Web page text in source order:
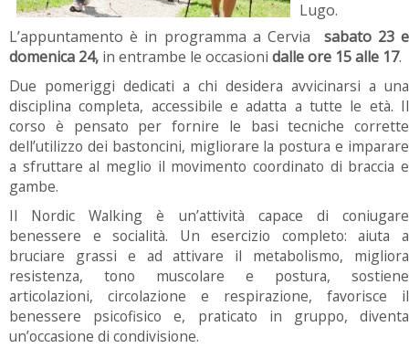
Lugo.
L’appuntamento è in programma a Cervia sabato 23 e
domenica 24, in entrambe le occasioni dalle ore 15 alle 17.
Due pomeriggi dedicati a chi desidera avvicinarsi a una
disciplina completa, accessibile e adatta a tutte le età. Il
corso è pensato per fornire le basi tecniche corrette
dell’utilizzo dei bastoncini, migliorare la postura e imparare
a sfruttare al meglio il movimento coordinato di braccia e
gambe.
Il Nordic Walking è un’attività capace di coniugare
benessere e socialità. Un esercizio completo: aiuta a
bruciare grassi e ad attivare il metabolismo, migliora
resistenza, tono muscolare e postura, sostiene
articolazioni, circolazione e respirazione, favorisce il
benessere psicofisico e, praticato in gruppo, diventa
un’occasione di condivisione.